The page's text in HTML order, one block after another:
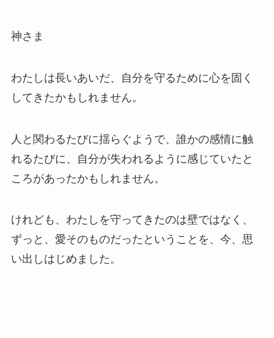
神さま
わたしは長いあいだ、自分を守るために心を固く
してきたかもしれません。
人と関わるたびに揺らぐようで、誰かの感情に触
れるたびに、自分が失われるように感じていたと
ころがあったかもしれません。
けれども、わたしを守ってきたのは壁ではなく、
ずっと、愛そのものだったということを、今、思
い出しはじめました。